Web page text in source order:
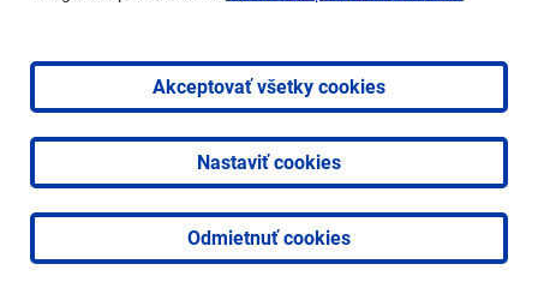
Akceptovať všetky cookies
Nastaviť cookies
Odmietnuť cookies
Dátum zvesenia: 10. 12. 2024
nájmoch majetku obce – pozemok parc. č. 480, k. ú.
Lamač[PDF, 156,36 KB]
Dátum vyvesenia: 26. 11. 2024